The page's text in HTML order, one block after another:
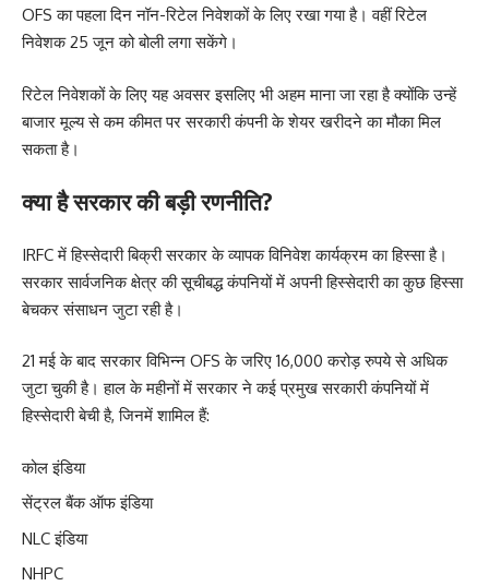
OFS का पहला दिन नॉन-रिटेल निवेशकों के लिए रखा गया है। वहीं रिटेल
निवेशक 25 जून को बोली लगा सकेंगे।
रिटेल निवेशकों के लिए यह अवसर इसलिए भी अहम माना जा रहा है क्योंकि उन्हें
बाजार मूल्य से कम कीमत पर सरकारी कंपनी के शेयर खरीदने का मौका मिल
सकता है।
क्या है सरकार की बड़ी रणनीति?
IRFC में हिस्सेदारी बिक्री सरकार के व्यापक विनिवेश कार्यक्रम का हिस्सा है।
सरकार सार्वजनिक क्षेत्र की सूचीबद्ध कंपनियों में अपनी हिस्सेदारी का कुछ हिस्सा
बेचकर संसाधन जुटा रही है।
21 मई के बाद सरकार विभिन्न OFS के जरिए 16,000 करोड़ रुपये से अधिक
जुटा चुकी है। हाल के महीनों में सरकार ने कई प्रमुख सरकारी कंपनियों में
हिस्सेदारी बेची है, जिनमें शामिल हैं:
कोल इंडिया
सेंट्रल बैंक ऑफ इंडिया
NLC इंडिया
NHPC